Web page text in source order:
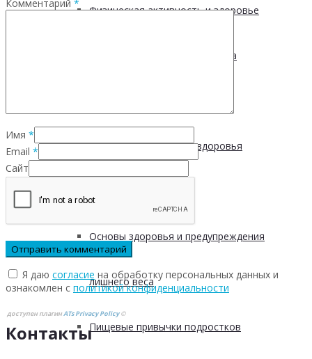
Физическая активность и здоровье
Производственная гимнастика
Сохранение мужского здоровья
Основы здоровья и предупреждения
лишнего веса
Пищевые привычки подростков
Комментарий *
Имя *
Email *
Сайт
Я даю согласие на обработку персональных данных и
ознакомлен с политикой конфиденциальности
доступен плагинATs Privacy Policy©
Контакты